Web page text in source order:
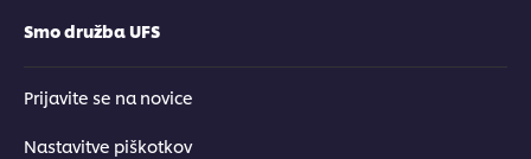
Smo družba UFS
Prijavite se na novice
Nastavitve piškotkov